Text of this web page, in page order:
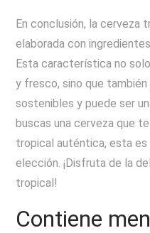
En conclusión, la cerveza
elaborada con
Esta característica no
y fresco, sino que
sostenibles y puede ser
buscas una cerveza que
tropical auténtica, esta
elección. ¡Disfruta de la
tropical!
Contiene